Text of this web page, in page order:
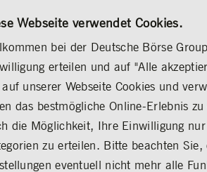
KONTAKT
Deutsche Börse
schließt
Webseite verwendet Cookies.
bei der Deutsche Börse
erteilen und auf "Alle
unserer Webseite Cookies und
das bestmögliche Online-Erlebnis
die Möglichkeit, Ihre Einwilligung
zu erteilen. Bitte beachten
eventuell nicht mehr alle